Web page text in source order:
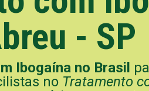
- SP
Ibogaína no Brasil
no Tratamento